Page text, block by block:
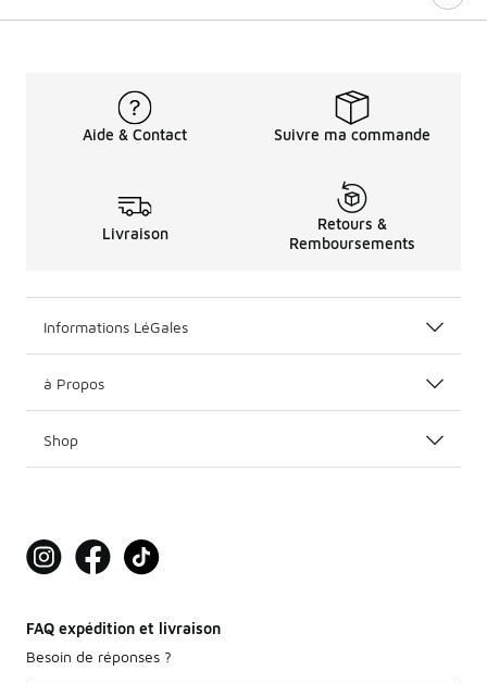
Aide & Contact Suivre ma commande
Livraison
Retours &
Remboursements
Informations LéGales
à Propos
Shop
FAQ expédition et livraison
Besoin de réponses ?